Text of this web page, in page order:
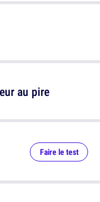
au pire
Faire le test